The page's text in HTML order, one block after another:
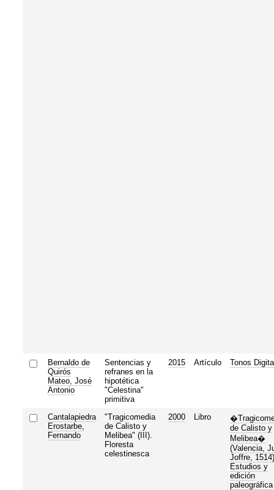
Bernaldo de
Quirós
Mateo, José
Antonio
Sentencias y
refranes en la
hipotética
"Celestina"
primitiva
2015 Artículo Tonos
Cantalapiedra
Erostarbe,
Fernando
"Tragicomedia
de Calisto y
Melibea" (III).
Floresta
celestinesca
2000 Libro
de Calisto y
Melibea�
(Valencia,
Joffre,
Estudios y
edición
paleográfica